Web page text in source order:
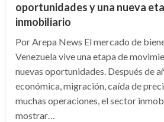
oportunidades y una nueva
inmobiliario
Por Arepa News El mercado de
Venezuela vive una etapa de
nuevas oportunidades. Después de
económica, migración, caída de
muchas operaciones, el sector
mostrar…